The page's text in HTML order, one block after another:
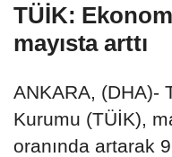
TÜİK:
mayısta arttı
ANKARA, (DHA)-
Kurumu (TÜİK),
oranında artarak